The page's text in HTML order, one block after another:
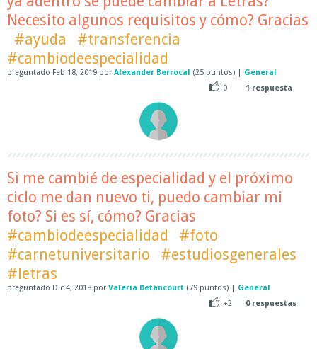
Necesito algunos requisitos y cómo? Gracias
#ayuda
#transferencia
#cambiodeespecialidad
preguntado Feb 18, 2019 por Alexander Berrocal (25 puntos) | General
0
1 respuesta
Si me cambié de especialidad y el próximo
ciclo me dan nuevo ti, puedo cambiar mi
foto? Si es sí, cómo? Gracias
#cambiodeespecialidad
#foto
#carnetuniversitario
#estudiosgenerales
#letras
preguntado Dic 4, 2018 por Valeria Betancourt (79 puntos) | General
+2
0respuestas